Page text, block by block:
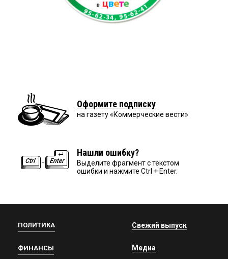
Оформите подписку
на газету «Коммерческие вести»
Нашли ошибку?
Выделите фрагмент с текстом
ошибки и нажмите Ctrl + Enter.
ПОЛИТИКА
ФИНАНСЫ
Свежий выпуск
Медиа